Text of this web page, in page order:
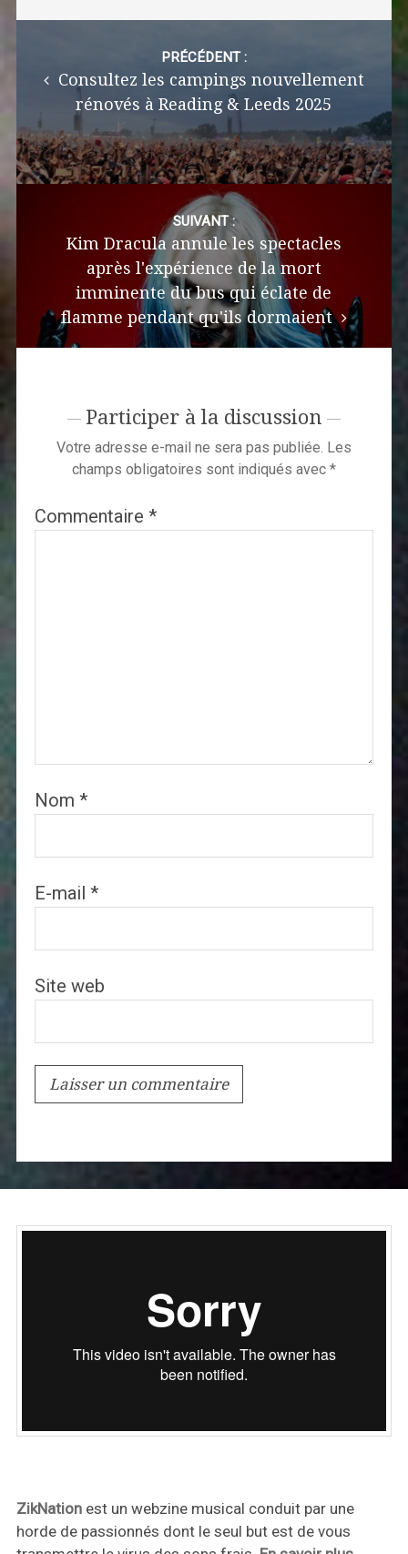
PRÉCÉDENT :
Consultez les campings nouvellement
rénovés à Reading & Leeds 2025
SUIVANT :
Kim Dracula annule les spectacles
après l'expérience de la mort
imminente du bus qui éclate de
flamme pendant qu'ils dormaient
Participer à la discussion
Votre adresse e-mail ne sera pas publiée. Les
champs obligatoires sont indiqués avec *
Commentaire *
Nom *
E-mail *
Site web
ZikNationest un webzine musical conduit par une
horde de passionnés dont le seul but est de vous